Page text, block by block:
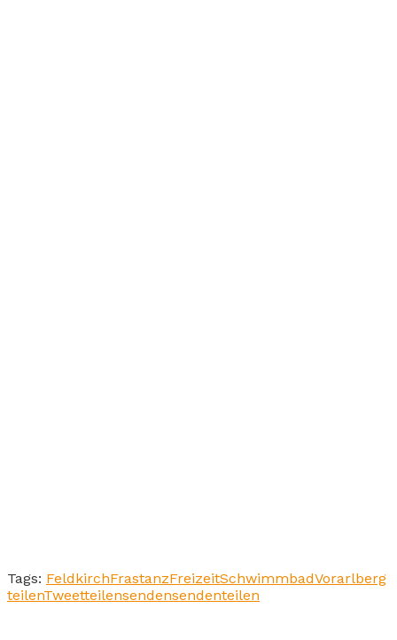
Tags: FeldkirchFrastanzFreizeitSchwimmbadVorarlberg
teilenTweetteilensendensendenteilen